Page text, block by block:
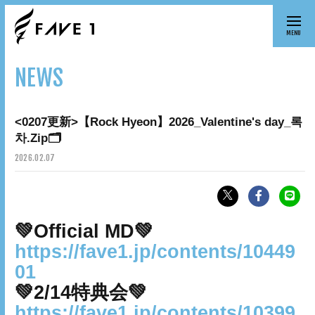
MENU
NEWS
<0207更新>【Rock Hyeon】2026_Valentine's day_록
차.Zip🗂️
2026.02.07
💚Official MD💚
https://fave1.jp/contents/10449
01
💚2/14特典会💚